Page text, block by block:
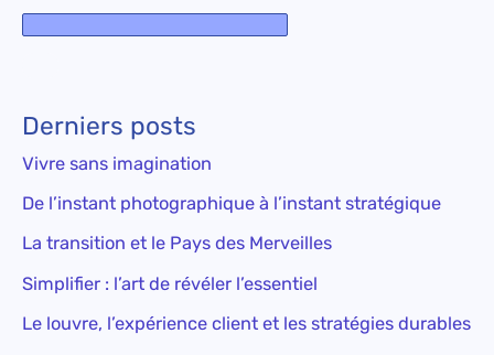
Derniers posts
Vivre sans imagination
De l’instant photographique à l’instant stratégique
La transition et le Pays des Merveilles
Simplifier : l’art de révéler l’essentiel
Le louvre, l’expérience client et les stratégies durables